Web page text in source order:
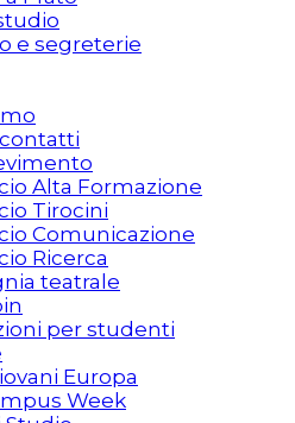
e segreterie
Alta Formazione
Tirocini
Comunicazione
Ricerca
teatrale
per studenti
Europa
Week